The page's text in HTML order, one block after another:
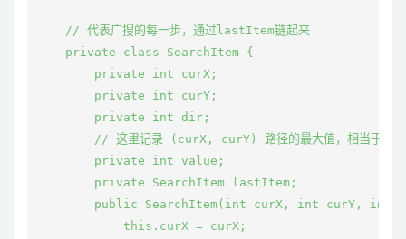
    // 代表广搜的每一步，通过lastItem链起来
    private class SearchItem {
        private int curX;
        private int curY;
        private int dir;
// 这里记录 (curX, curY) 路径的最大值，相当于
        private int value;
        private SearchItem lastItem;
public SearchItem(int curX, int curY, int
            this.curX = curX;